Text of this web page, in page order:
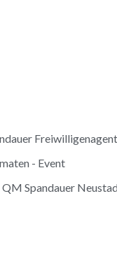
- Event
QM Spandauer